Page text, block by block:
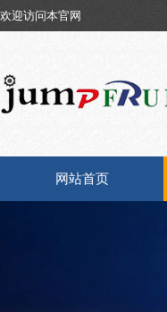
欢迎访问本官网
网站首页